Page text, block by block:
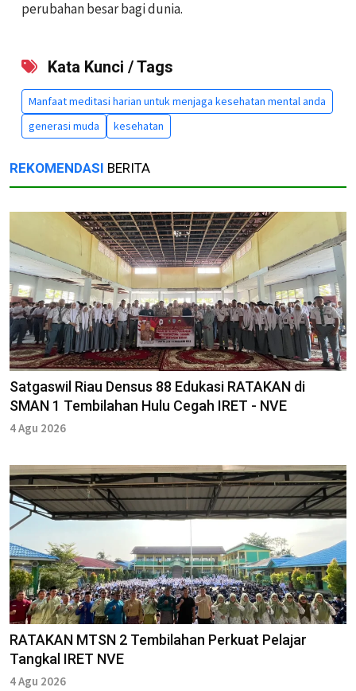
perubahan besar bagi dunia.
Kata Kunci / Tags
Manfaat meditasi harian untuk menjaga kesehatan mental anda
generasi muda
kesehatan
REKOMENDASI BERITA
Satgaswil Riau Densus 88 Edukasi RATAKAN di
SMAN 1 Tembilahan Hulu Cegah IRET - NVE
4 Agu 2026
RATAKAN MTSN 2 Tembilahan Perkuat Pelajar
Tangkal IRET NVE
4 Agu 2026